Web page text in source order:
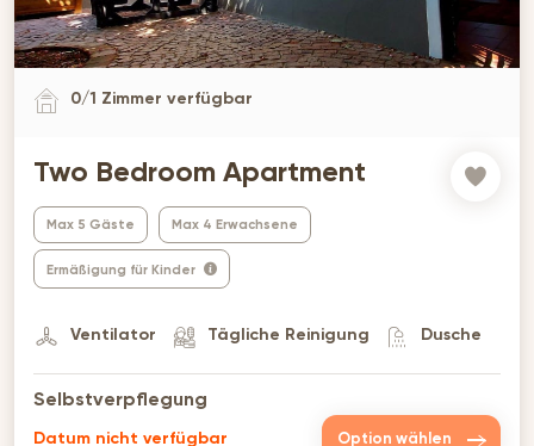
0/1 Zimmer verfügbar
Two Bedroom Apartment
Max 5 Gäste Max 4 Erwachsene
Ermäßigung für Kinder
Ventilator Tägliche Reinigung Dusche
Selbstverpflegung
Datum nicht verfügbar Option wählen